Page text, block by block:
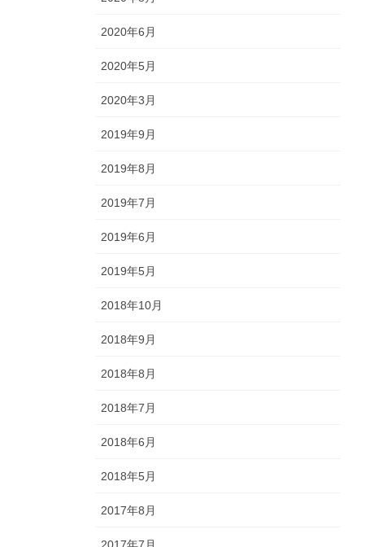
2020年6月
2020年5月
2020年3月
2019年9月
2019年8月
2019年7月
2019年6月
2019年5月
2018年10月
2018年9月
2018年8月
2018年7月
2018年6月
2018年5月
2017年8月